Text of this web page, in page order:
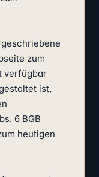
zum
verfügbar
ist,
6 BGB
heutigen